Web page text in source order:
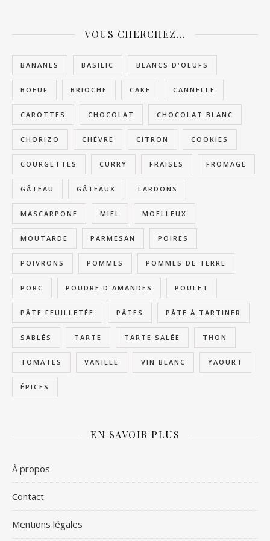
VOUS CHERCHEZ…
BANANES BASILIC BLANCS D'OEUFS
BOEUF BRIOCHE CAKE CANNELLE
CAROTTES CHOCOLAT CHOCOLAT BLANC
CHORIZO CHÈVRE CITRON COOKIES
COURGETTES CURRY FRAISES FROMAGE
GÂTEAU GÂTEAUX LARDONS
MASCARPONE MIEL MOELLEUX
MOUTARDE PARMESAN POIRES
POIVRONS POMMES POMMES DE TERRE
PORC POUDRE D'AMANDES POULET
PÂTE FEUILLETÉE PÂTES PÂTE À TARTINER
SABLÉS TARTE TARTE SALÉE THON
TOMATES VANILLE VIN BLANC YAOURT
ÉPICES
EN SAVOIR PLUS
À propos
Contact
Mentions légales